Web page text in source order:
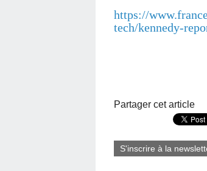
https://
tech/kennedy-
Partager cet article
S'inscrire à la